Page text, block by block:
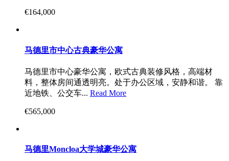
€164,000
马德里市中心古典豪华公寓
马德里市中心豪华公寓，欧式古典装修风格，高端材
料，整体房间通透明亮。处于办公区域，安静和谐。 靠
近地铁、公交车... Read More
€565,000
马德里Moncloa大学城豪华公寓